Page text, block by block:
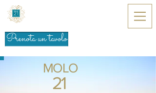
Prenota un tavolo
MOLO
21